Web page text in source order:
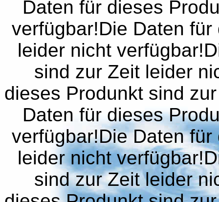
Daten für dieses
verfügbar!Die Daten
leider nicht
sind zur Zeit leider
dieses Produnkt sind
Daten für dieses
verfügbar!Die Daten
leider nicht
sind zur Zeit leider